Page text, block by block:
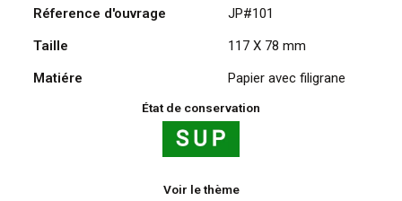
VIENNE
Réference d'ouvrage
JP#101
Taille
117 X 78 mm
Matiére
Papier avec filigrane
État de conservation
Voir le thème